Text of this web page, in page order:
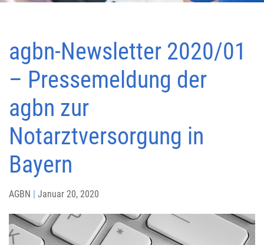
agbn-Newsletter 2020/01
– Pressemeldung der
agbn zur
Notarztversorgung in
Bayern
AGBN | Januar 20, 2020